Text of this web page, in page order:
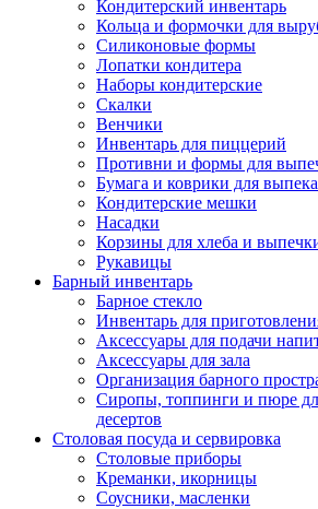
Кондитерский инвентарь
Кольца и формочки для
Силиконовые формы
Лопатки кондитера
Наборы кондитерские
Скалки
Венчики
Инвентарь для пиццерий
Противни и формы для
Бумага и коврики для
Кондитерские мешки
Насадки
Корзины для хлеба и
Рукавицы
Барный инвентарь
Барное стекло
Инвентарь для
Аксессуары для подачи
Аксессуары для зала
Организация барного
Сиропы, топпинги и пюре
десертов
Столовая посуда и сервировка
Столовые приборы
Креманки, икорницы
Соусники, масленки